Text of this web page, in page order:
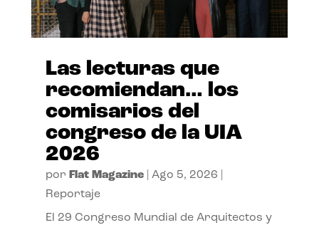
Las lecturas que
recomiendan… los
comisarios del
congreso de la UIA
2026
por Flat Magazine| Ago 5, 2026
Reportaje
El 29 Congreso Mundial de Arquitectos y